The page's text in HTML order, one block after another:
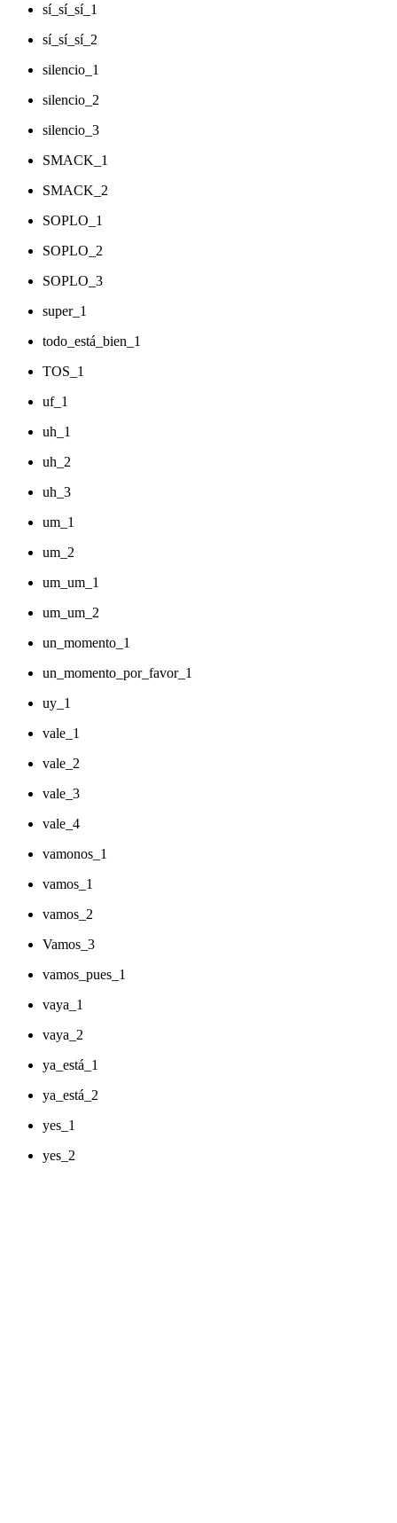
sí_sí_sí_1
sí_sí_sí_2
silencio_1
silencio_2
silencio_3
SMACK_1
SMACK_2
SOPLO_1
SOPLO_2
SOPLO_3
super_1
todo_está_bien_1
TOS_1
uf_1
uh_1
uh_2
uh_3
um_1
um_2
um_um_1
um_um_2
un_momento_1
un_momento_por_favor_1
uy_1
vale_1
vale_2
vale_3
vale_4
vamonos_1
vamos_1
vamos_2
Vamos_3
vamos_pues_1
vaya_1
vaya_2
ya_está_1
ya_está_2
yes_1
yes_2